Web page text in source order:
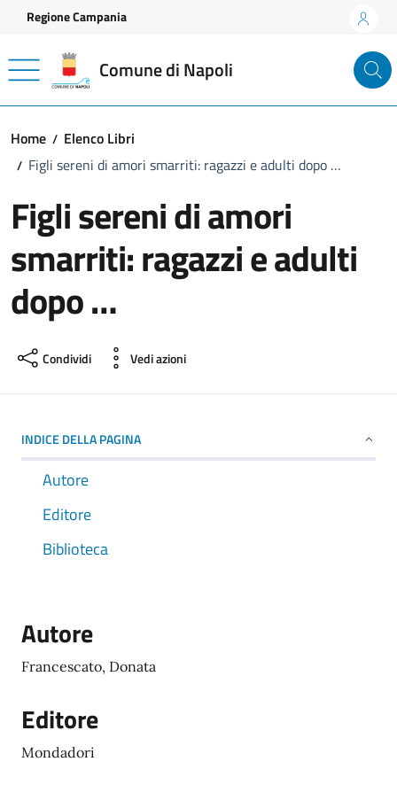
Vai ai contenuti
Vai al footer
Regione Campania
Comune di Napoli
Home
Elenco Libri
Figli sereni di amori smarriti: ragazzi e adulti dopo …
Figli sereni di amori
smarriti: ragazzi e adulti
dopo …
Condividi Vedi azioni
INDICE DELLA PAGINA
Autore
Editore
Biblioteca
Autore
Francescato, Donata
Editore
Mondadori